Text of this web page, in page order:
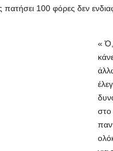
100 φόρες δεν
«
στο